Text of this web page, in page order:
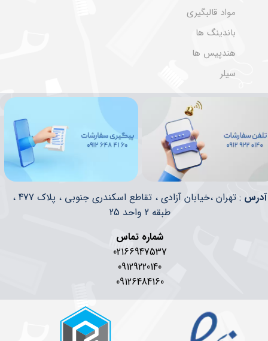
مواد قالبگیری
باندینگ ها
هندپیس ها
سیلر
​​آدرس
: تهران ،خیابان آزادی ، تقاطع اسکندری جنوبی ، پلاک 477 ،
طبقه 2 واحد 25
شماره تماس
02166947537
09129220140
09126484160